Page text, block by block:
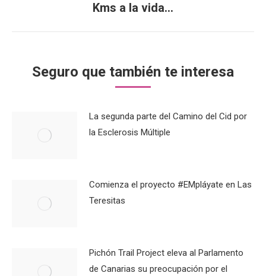
Publicación
Kms a la vida…
Seguro que también te interesa
La segunda parte del Camino del Cid por
la Esclerosis Múltiple
Comienza el proyecto #EMpláyate en Las
Teresitas
Pichón Trail Project eleva al Parlamento
de Canarias su preocupación por el